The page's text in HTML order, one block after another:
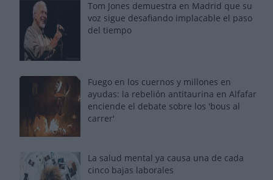
Tom Jones demuestra en Madrid que su
voz sigue desafiando implacable el paso
del tiempo
Fuego en los cuernos y millones en
ayudas: la rebelión antitaurina en Alfafar
enciende el debate sobre los 'bous al
carrer'
La salud mental ya causa una de cada
cinco bajas laborales